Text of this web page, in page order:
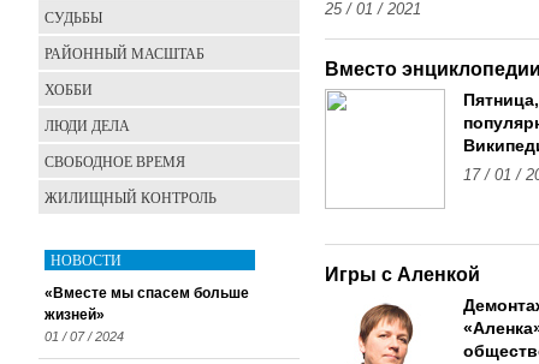
25 / 01 / 2021
Вместо
17 / 01 /
Игры с Аленкой
СУДЬБЫ
РАЙОННЫЙ МАСШТАБ
ХОББИ
ЛЮДИ ДЕЛА
СВОБОДНОЕ ВРЕМЯ
ЖИЛИЩНЫЙ КОНТРОЛЬ
НОВОСТИ
«Вместе мы спасем больше
жизней»
01 / 07 / 2024